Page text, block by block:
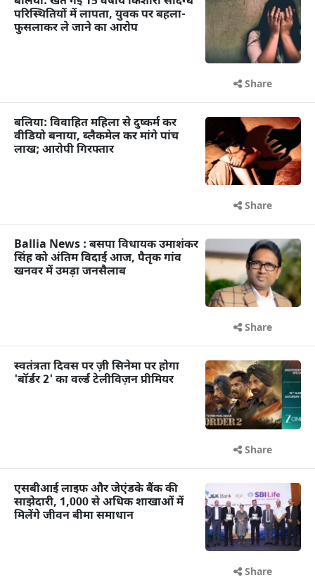
परिस्थितियों में लापता, युवक पर बहला-
फुसलाकर ले जाने का आरोप
Share
बलिया: विवाहित महिला से दुष्कर्म कर
वीडियो बनाया, ब्लैकमेल कर मांगे पांच
लाख; आरोपी गिरफ्तार
Share
Ballia News : बसपा विधायक उमाशंकर
सिंह को अंतिम विदाई आज, पैतृक गांव
खनवर में उमड़ा जनसैलाब
Share
स्वतंत्रता दिवस पर ज़ी सिनेमा पर होगा
'बॉर्डर 2' का वर्ल्ड टेलीविज़न प्रीमियर
Share
एसबीआई लाइफ और जेएंडके बैंक की
साझेदारी, 1,000 से अधिक शाखाओं में
मिलेंगे जीवन बीमा समाधान
Share